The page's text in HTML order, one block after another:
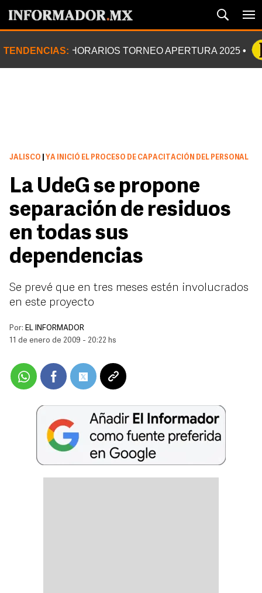
TENDENCIAS: HORARIOS TORNEO APERTURA 2025
JALISCO YA INICIÓ EL PROCESO DE CAPACITACIÓN DEL PERSONAL
La UdeG se propone
separación de residuos
en todas sus
dependencias
Se prevé que en tres meses estén involucrados
en este proyecto
Por: EL INFORMADOR
11 de enero de 2009 - 20:22 hs